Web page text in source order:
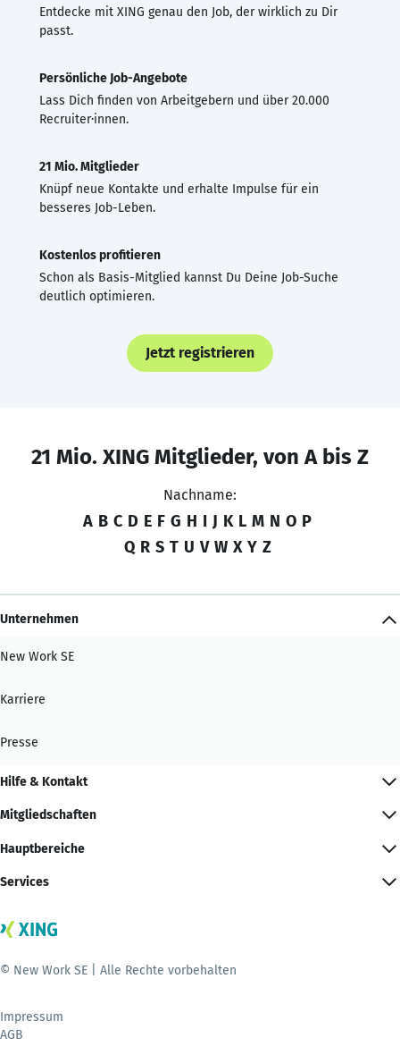
Entdecke mit XING genau den Job, der wirklich zu Dir
passt.
Persönliche Job-Angebote
Lass Dich finden von Arbeitgebern und über 20.000
Recruiter·innen.
21 Mio. Mitglieder
Knüpf neue Kontakte und erhalte Impulse für ein
besseres Job-Leben.
Kostenlos profitieren
Schon als Basis-Mitglied kannst Du Deine Job-Suche
deutlich optimieren.
Jetzt registrieren
21 Mio. XING Mitglieder, von A bis Z
Nachname:
A B C D E F G H I J K L M N O P
Q R S T U V W X Y Z
Unternehmen
New Work SE
Karriere
Presse
Hilfe & Kontakt
Mitgliedschaften
Hauptbereiche
Services
© New Work SE | Alle Rechte vorbehalten
Impressum
AGB